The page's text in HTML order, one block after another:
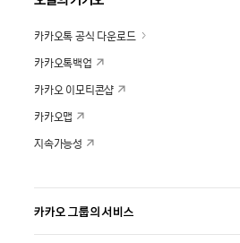
카카오톡 공식 다운로드
카카오톡백업
카카오 이모티콘샵
카카오맵
지속가능성
카카오 그룹의 서비스